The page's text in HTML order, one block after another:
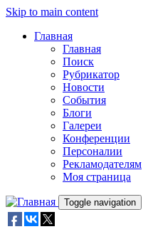
Skip to main content
Главная
Главная
Поиск
Рубрикатор
Новости
События
Блоги
Галереи
Конференции
Персоналии
Рекламодателям
Моя страница
Toggle navigation